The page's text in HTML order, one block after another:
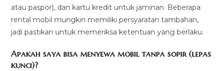
atau paspor), dan kartu kredit untuk jaminan. Beberapa
rental mobil mungkin memiliki persyaratan tambahan,
jadi pastikan untuk memeriksa ketentuan yang berlaku.
Apakah saya bisa menyewa mobil tanpa sopir (lepas
kunci)?